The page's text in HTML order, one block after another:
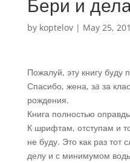
Бери и
by koptelov| May 25,
Пожалуй, эту книгу буду
Спасибо, жена, зa за
рождения.
Книга полностью
К шрифтам, отступам и
не буду. Это как раз тот
делу и с минимумом